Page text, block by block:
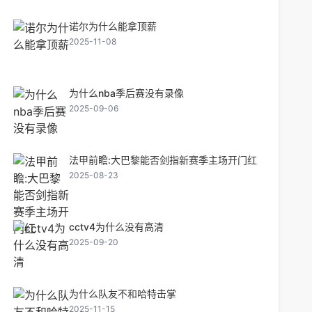
诺尔为什么能拿顶薪
2025-11-08
为什么nba季后赛没有录像
2025-09-06
法甲前瞻:大巴黎能否剑指新赛季主场开门红
2025-08-23
cctv4为什么没有高清
2025-09-20
为什么队友不和哈特击掌
2025-11-15